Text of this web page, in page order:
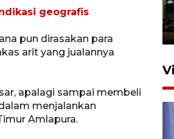
geografis
pun dirasakan para
arit yang jualannya
apalagi sampai membeli
menjalankan
Amlapura.
di Kepri